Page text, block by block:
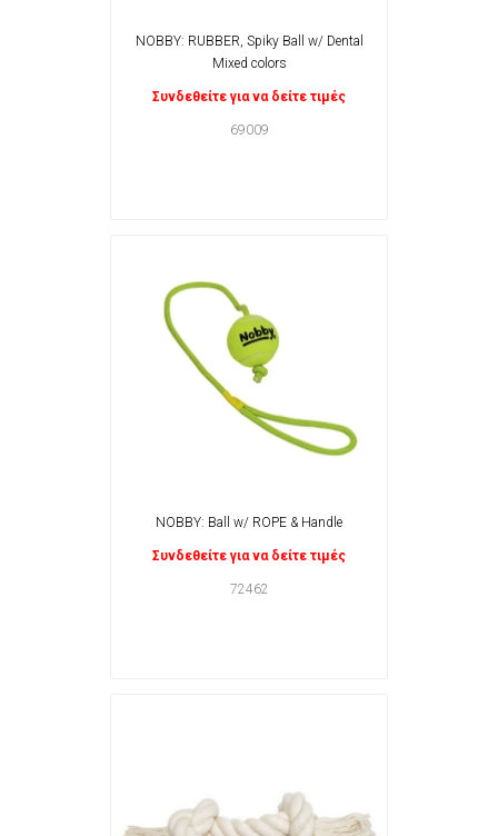
NOBBY: RUBBER, Spiky Ball w/ Dental
Mixed colors
Συνδεθείτε για να δείτε τιμές
69009
NOBBY: Ball w/ ROPE & Handle
Συνδεθείτε για να δείτε τιμές
72462